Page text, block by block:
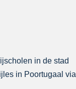
in de stad
in Poortugaal via